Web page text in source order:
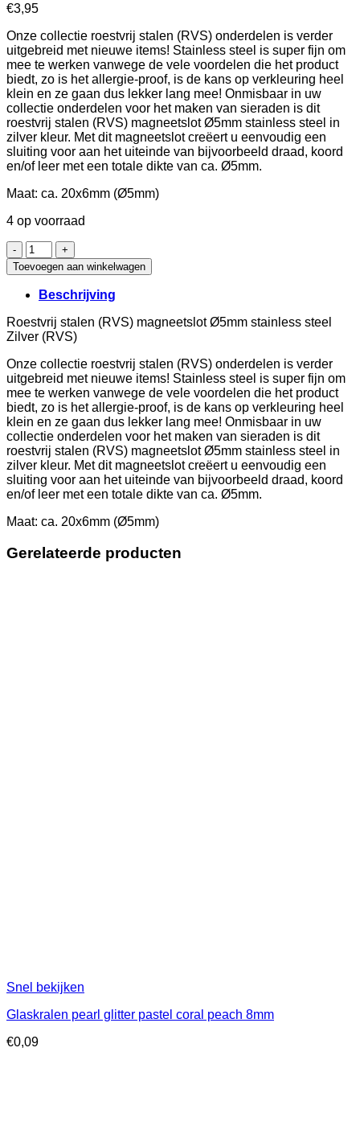
€3,95
Onze collectie roestvrij stalen (RVS) onderdelen is verder
uitgebreid met nieuwe items! Stainless steel is super fijn om
mee te werken vanwege de vele voordelen die het product
biedt, zo is het allergie-proof, is de kans op verkleuring heel
klein en ze gaan dus lekker lang mee! Onmisbaar in uw
collectie onderdelen voor het maken van sieraden is dit
roestvrij stalen (RVS) magneetslot Ø5mm stainless steel in
zilver kleur. Met dit magneetslot creëert u eenvoudig een
sluiting voor aan het uiteinde van bijvoorbeeld draad, koord
en/of leer met een totale dikte van ca. Ø5mm.
Maat: ca. 20x6mm (Ø5mm)
4 op voorraad
Roestvrij
stalen
(RVS)
magneetslot
Ø5mm
stainless
steel
(RVS)
aantal
Toevoegen aan winkelwagen
Beschrijving
Roestvrij stalen (RVS) magneetslot Ø5mm stainless steel
Zilver (RVS)
Onze collectie roestvrij stalen (RVS) onderdelen is verder
uitgebreid met nieuwe items! Stainless steel is super fijn om
mee te werken vanwege de vele voordelen die het product
biedt, zo is het allergie-proof, is de kans op verkleuring heel
klein en ze gaan dus lekker lang mee! Onmisbaar in uw
collectie onderdelen voor het maken van sieraden is dit
roestvrij stalen (RVS) magneetslot Ø5mm stainless steel in
zilver kleur. Met dit magneetslot creëert u eenvoudig een
sluiting voor aan het uiteinde van bijvoorbeeld draad, koord
en/of leer met een totale dikte van ca. Ø5mm.
Maat: ca. 20x6mm (Ø5mm)
Gerelateerde producten
Snel bekijken
Glaskralen pearl glitter pastel coral peach 8mm
€0,09